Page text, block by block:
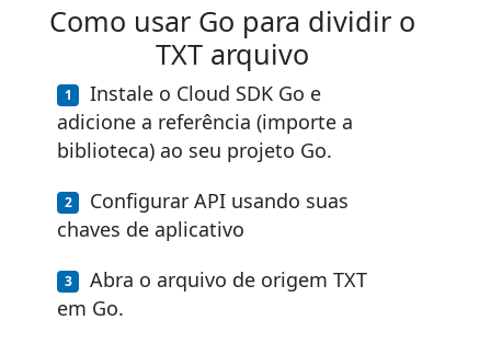
Como usar Go para dividir o
TXT arquivo
Instale o Cloud SDK Go e
adicione a referência (importe a
biblioteca) ao seu projeto Go.
Configurar API usando suas
chaves de aplicativo
Abra o arquivo de origem TXT
em Go.